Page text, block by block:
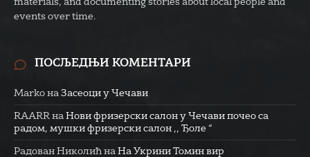
materials, and documenting stories about local people and
events over time.
ПОСЉЕДЊИ КОМЕНТАРИ
Marko на Засеоци у Чечави
RAARR на Нови фризерски салон у Чечави почео са
радом, мушки фризерски салон ,, Ђоле “
Радован Николић на На Укрини Томин вир